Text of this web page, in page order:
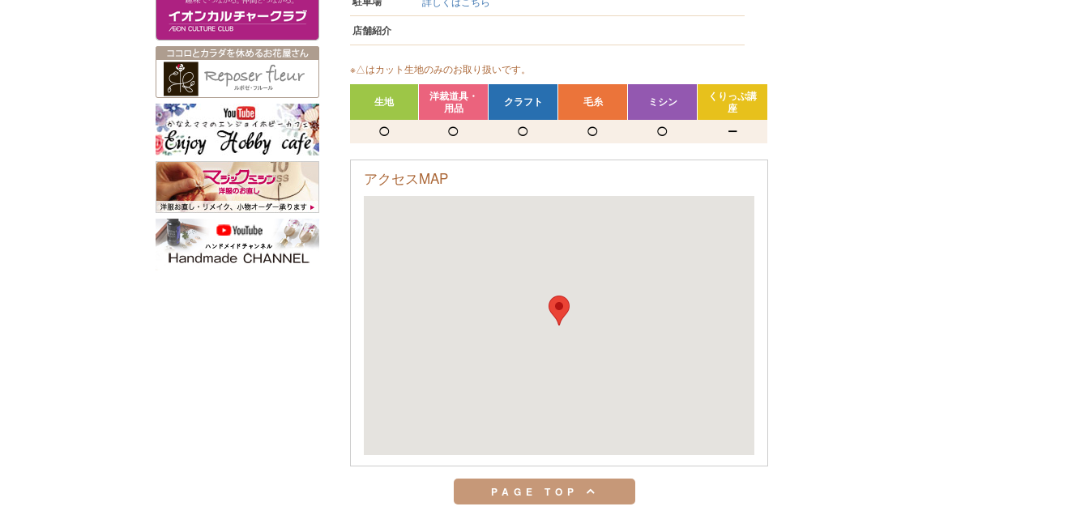
店舗紹介
※△はカット生地のみのお取り扱いです。
生地
洋裁道具・
用品
クラフト 毛糸 ミシン
くりっぷ講
座
◯
◯ ◯ ◯ ◯ ー
アクセスMAP
PAGE TOP